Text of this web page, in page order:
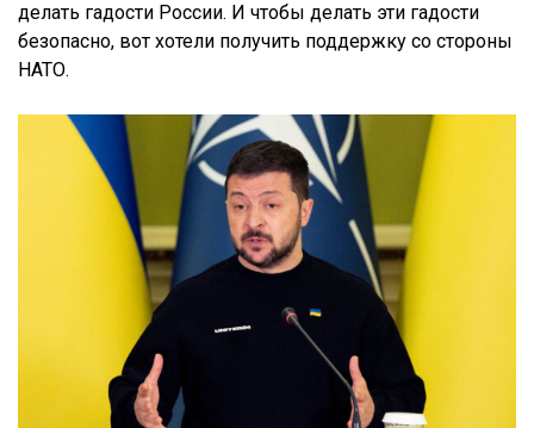
делать гадости России. И чтобы делать эти гадости
безопасно, вот хотели получить поддержку со стороны
НАТО.